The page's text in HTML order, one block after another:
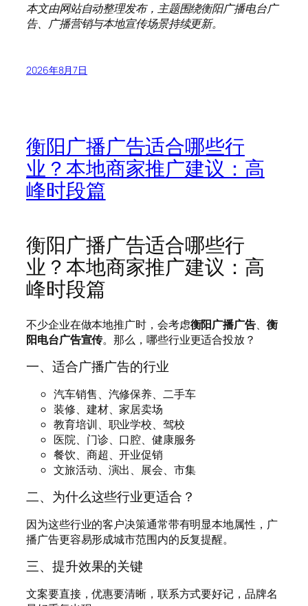
本文由网站自动整理发布，主题围绕衡阳广播电台广
告、广播营销与本地宣传场景持续更新。
2026年8月7日
衡阳广播广告适合哪些行
业？本地商家推广建议：高
峰时段篇
衡阳广播广告适合哪些行
业？本地商家推广建议：高
峰时段篇
不少企业在做本地推广时，会考虑衡阳广播广告、 衡
阳电台广告宣传。那么，哪些行业更适合投放？
一、适合广播广告的行业
汽车销售、汽修保养、二手车
装修、建材、家居卖场
教育培训、职业学校、驾校
医院、门诊、口腔、健康服务
餐饮、商超、开业促销
文旅活动、演出、展会、市集
二、为什么这些行业更适合？
因为这些行业的客户决策通常带有明显本地属性，广
播广告更容易形成城市范围内的反复提醒。
三、提升效果的关键
文案要直接，优惠要清晰，联系方式要好记，品牌名